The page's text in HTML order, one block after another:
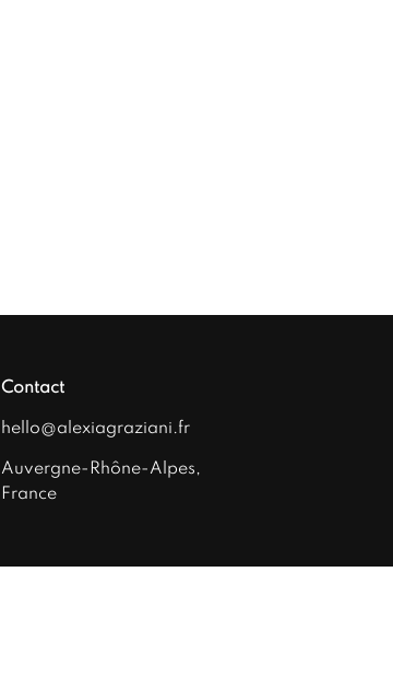
Contact
hello@alexiagraziani.fr
Auvergne-Rhône-Alpes,
France